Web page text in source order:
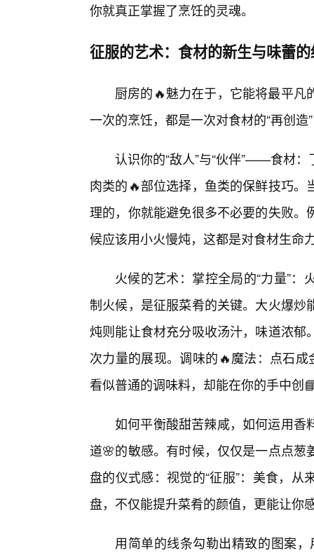
你就真正掌握了烹饪的灵魂。
征服的艺术：食材的新生与味蕾
厨房的🔥魅力在于，它能将最平
一次的烹饪，都是一次对食材的“再创
认识你的“敌人”与“伙伴”——食材
肉类的🔥部位选择，鱼类的保鲜技巧
理的，你就能避免很多不必要的失败
候应该用小火慢炖，这都是对食材生命
火候的艺术：掌控全局的“力量”
制火候，是征服菜肴的关键。大火爆
炖则能让食材充分吸收汤汁，味道浓
次力量的展现。调味的🔥魔法：点石
看似普通的调味料，却能在你的手中创
如何平衡酸甜苦辣咸，如何运用香
道🌸的敏感。有时候，仅仅是一点点
盘的仪式感：视觉的“征服”：美食，
盘，不仅能提升菜肴的颜值，更能让你
用简单的线条勾勒出精致的图案